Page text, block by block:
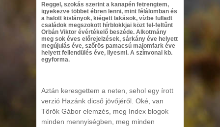
Reggel, szokás szerint a kanapén fetrengtem,
igyekezve többet ébren lenni, mint félálomban és
a halott kislányok, kiégett lakások, vízbe fulladt
családok megszokott hírblokkjai közt fel-feltűnt
Orbán Viktor évértékelő beszéde. Alkotmány
meg sok éves előrejelzések, sárkány éve helyett
megújulás éve, szőrös pamacsú majomfark éve
helyett fellendülés éve, ilyesmi. A színvonal kb.
egyforma.
Aztán keresgettem a neten, sehol egy írott
verzió Hazánk dicső jövőjéről. Oké, van
Török Gábor elemzés, meg Index blogok
minden mennyiségben, meg minden